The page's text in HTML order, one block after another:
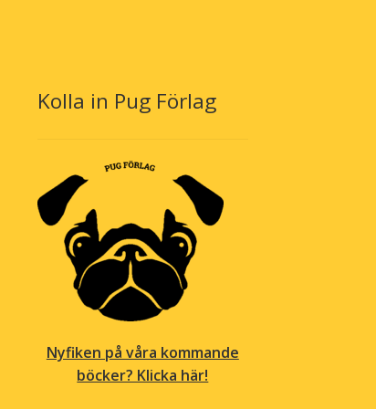
Kolla in Pug Förlag
Nyfiken på våra kommande
böcker? Klicka här!